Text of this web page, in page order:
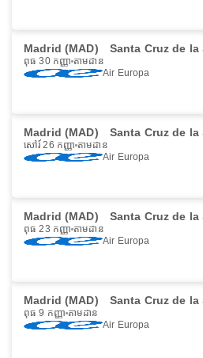
Madrid (MAD) Santa Cruz de la
ពុធ 30 កញ្ញា តាមដាន
Air Europa
Madrid (MAD) Santa Cruz de la
សៅរ៍ 26 កញ្ញា តាមដាន
Air Europa
Madrid (MAD) Santa Cruz de la
ពុធ 23 កញ្ញា តាមដាន
Air Europa
Madrid (MAD) Santa Cruz de la
ពុធ 9 កញ្ញា តាមដាន
Air Europa